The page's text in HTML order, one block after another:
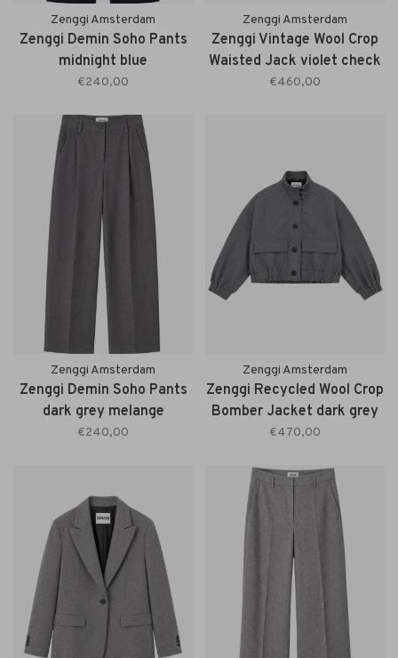
Zenggi Amsterdam
Zenggi Demin Soho Pants
midnight blue
€240,00
Zenggi Amsterdam
Zenggi Vintage Wool Crop
Waisted Jack violet check
€460,00
Zenggi Amsterdam
Zenggi Demin Soho Pants
dark grey melange
€240,00
Zenggi Amsterdam
Zenggi Recycled Wool Crop
Bomber Jacket dark grey
melange
€470,00